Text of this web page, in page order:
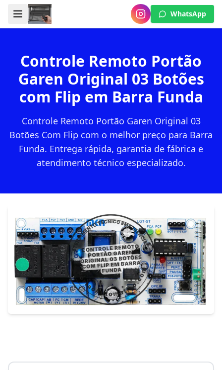
WhatsApp
Controle Remoto Portão
Garen Original 03 Botões
com Flip em Barra Funda
Controle Remoto Portão Garen Original 03
Botões Com Flip com o melhor preço para Barra
Funda. Entrega rápida, garantia de fábrica e
atendimento técnico especializado.